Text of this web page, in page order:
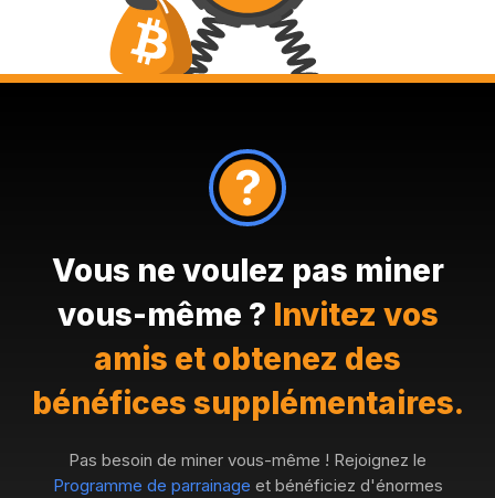
Vous ne voulez pas miner
vous-même ? Invitez vos
amis et obtenez des
bénéfices supplémentaires.
Pas besoin de miner vous-même ! Rejoignez le
Programme de parrainage et bénéficiez d'énormes